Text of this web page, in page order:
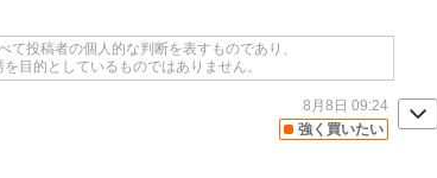
て投稿者の個人的な判断を表すものであり、
目的としているものではありません。
強く買いたい
8月8日 09:24